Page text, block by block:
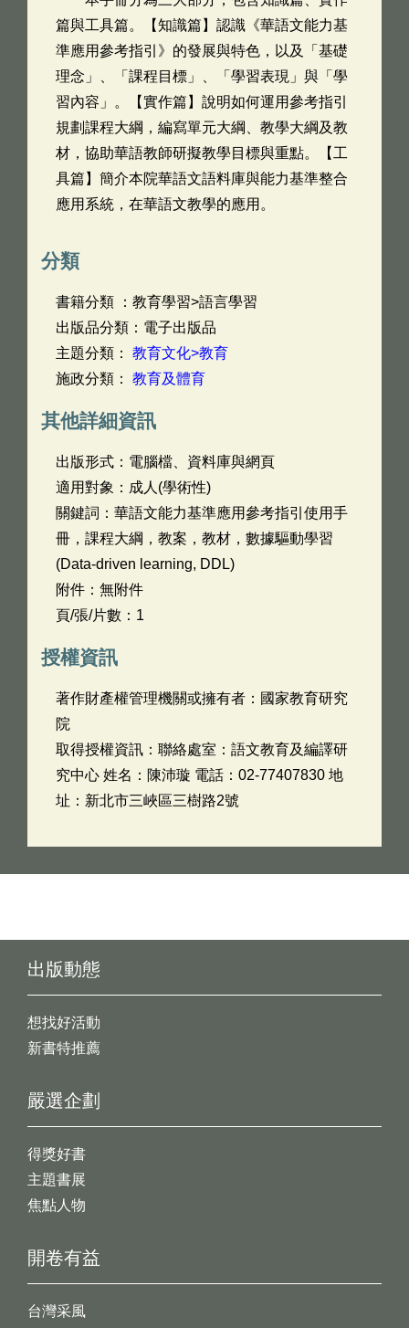
篇與工具篇。【知識篇】認識《華語文能力基
準應用參考指引》的發展與特色，以及「基礎
理念」、「課程目標」、「學習表現」與「學
習內容」。【實作篇】說明如何運用參考指引
規劃課程大綱，編寫單元大綱、教學大綱及教
材，協助華語教師研擬教學目標與重點。【工
具篇】簡介本院華語文語料庫與能力基準整合
應用系統，在華語文教學的應用。
分類
書籍分類 ：教育學習>語言學習
出版品分類：電子出版品
主題分類： 教育文化>教育
施政分類： 教育及體育
其他詳細資訊
出版形式：電腦檔、資料庫與網頁
適用對象：成人(學術性)
關鍵詞：華語文能力基準應用參考指引使用手
冊，課程大綱，教案，教材，數據驅動學習
(Data-driven learning, DDL)
附件：無附件
頁/張/片數：1
授權資訊
著作財產權管理機關或擁有者：國家教育研究
院
取得授權資訊：聯絡處室：語文教育及編譯研
究中心 姓名：陳沛璇 電話：02-77407830 地
址：新北市三峽區三樹路2號
出版動態
想找好活動
新書特推薦
開卷有益
台灣采風
嚴選企劃
得獎好書
主題書展
焦點人物